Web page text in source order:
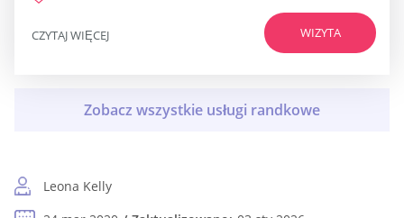
WIZYTA
CZYTAJ WIĘCEJ
Leona Kelly